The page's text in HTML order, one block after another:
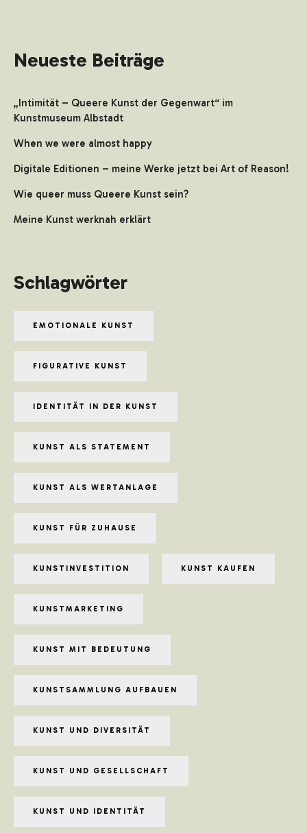
Neueste Beiträge
„Intimität – Queere Kunst der Gegenwart“ im
Kunstmuseum Albstadt
When we were almost happy
Digitale Editionen – meine Werke jetzt bei Art of Reason!
Wie queer muss Queere Kunst sein?
Meine Kunst werknah erklärt
Schlagwörter
EMOTIONALE KUNST
FIGURATIVE KUNST
IDENTITÄT IN DER KUNST
KUNST ALS STATEMENT
KUNST ALS WERTANLAGE
KUNST FÜR ZUHAUSE
KUNSTINVESTITION KUNST KAUFEN
KUNSTMARKETING
KUNST MIT BEDEUTUNG
KUNSTSAMMLUNG AUFBAUEN
KUNST UND DIVERSITÄT
KUNST UND GESELLSCHAFT
KUNST UND IDENTITÄT